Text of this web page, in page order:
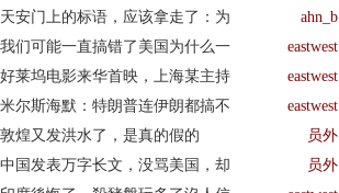
天安门上的标语，应该拿走了：为 ahn_b
我们可能一直搞错了美国为什么一 eastwest
好莱坞电影来华首映，上海某主持 eastwest
米尔斯海默：特朗普连伊朗都搞不 eastwest
敦煌又发洪水了，是真的假的 员外
中国发表万字长文，没骂美国，却 员外